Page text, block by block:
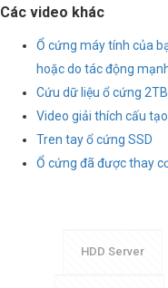
Các video khác
Ổ cứng máy tính của
hoặc do tác động
Cứu dữ liệu ổ cứng
Video giải thích cấu
Tren tay ổ cứng SSD
Ổ cứng đã được thay
HDD Server